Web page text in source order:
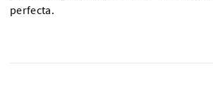
perfecta.